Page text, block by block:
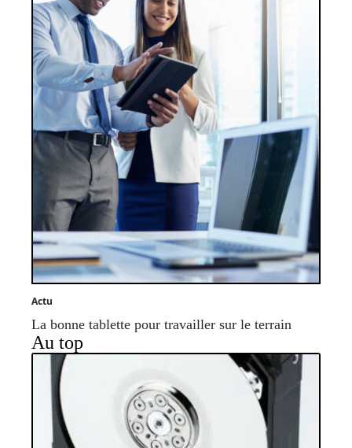
Actu
La bonne tablette pour travailler sur le terrain
Au top